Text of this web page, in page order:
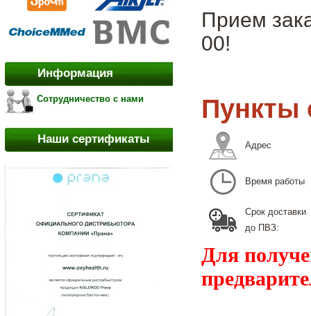
Информация
Сотрудничество с нами
Наши сертификаты
Прием
00!
Пункты
Адрес
Время работы
Срок доставки
до ПВЗ:
Для